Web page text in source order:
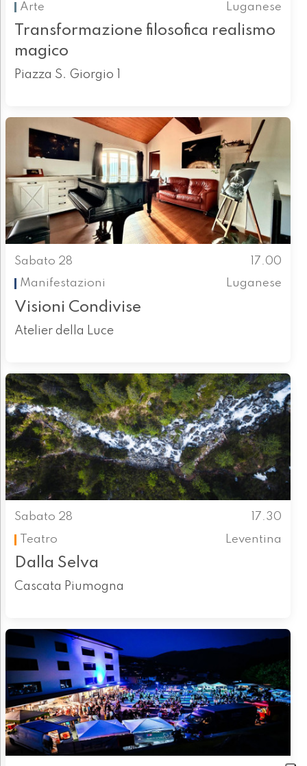
Arte
Luganese
Transformazione filosofica realismo
magico
Piazza S. Giorgio 1
Sabato 28
17.00
Manifestazioni
Luganese
Visioni Condivise
Atelier della Luce
Sabato 28
17.30
Teatro
Leventina
Dalla Selva
Cascata Piumogna